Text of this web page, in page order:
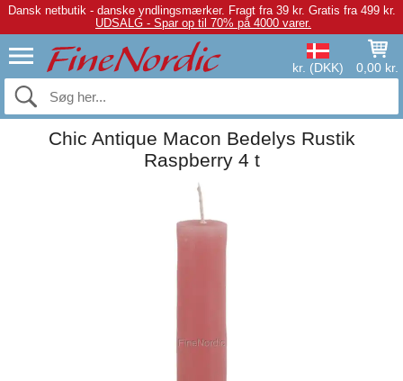
Dansk netbutik - danske yndlingsmærker. Fragt fra 39 kr. Gratis fra 499 kr.
UDSALG - Spar op til 70% på 4000 varer.
kr. (DKK) 0,00 kr.
Chic Antique Macon Bedelys Rustik
Raspberry 4 t